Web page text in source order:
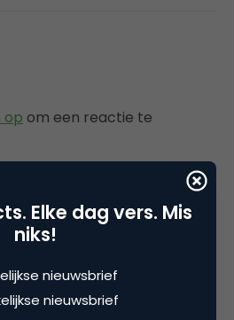
op om een reactie te
Zomercheck –
Kovalenko
Elke dag vers. Mis
niks!
nieuwsbrief
nieuwsbrief